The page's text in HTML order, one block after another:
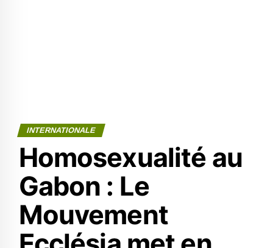
INTERNATIONALE
Homosexualité au
Gabon : Le
Mouvement